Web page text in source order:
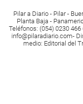
Pilar a Diario - Pilar -
Planta Baja -
Teléfonos: (054) 0230 466
info@pilaradiario.com-
medio: Editorial del